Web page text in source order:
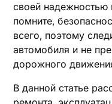
своей надежностью
помните‚
всего‚ поэтому
автомобиля и не
дорожного
В данной статье